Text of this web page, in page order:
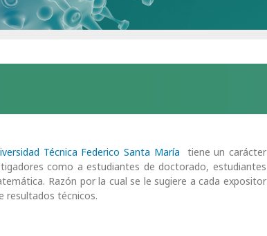
Técnica Federico Santa María
tiene un carácter
como a estudiantes de doctorado, estudiantes
Razón por la cual se le sugiere a cada expositor
resultados técnicos.